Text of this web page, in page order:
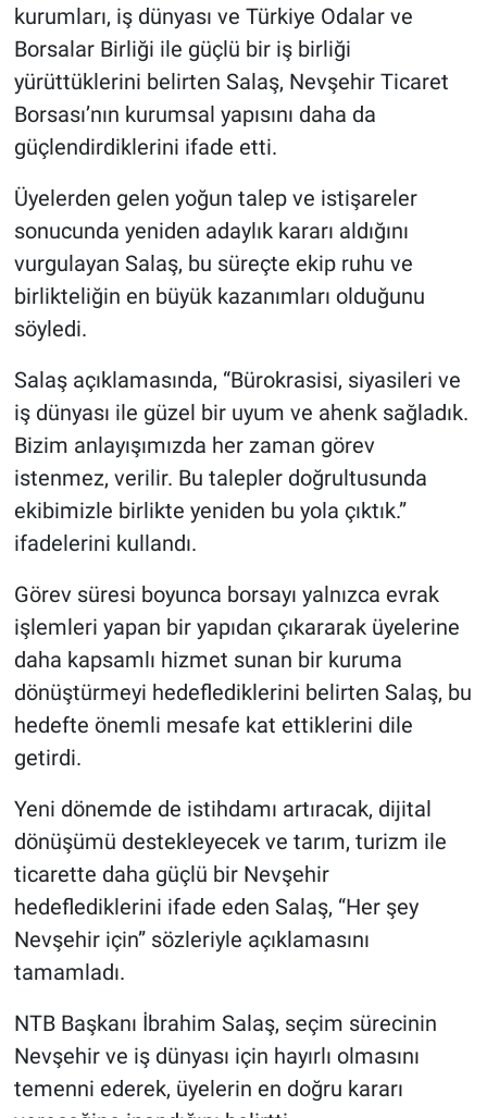
kurumları, iş dünyası ve Türkiye Odalar ve
Borsalar Birliği ile güçlü bir iş birliği
yürüttüklerini belirten Salaş, Nevşehir Ticaret
Borsası’nın kurumsal yapısını daha da
güçlendirdiklerini ifade etti.
Üyelerden gelen yoğun talep ve istişareler
sonucunda yeniden adaylık kararı aldığını
vurgulayan Salaş, bu süreçte ekip ruhu ve
birlikteliğin en büyük kazanımları olduğunu
söyledi.
Salaş açıklamasında, “Bürokrasisi, siyasileri ve
iş dünyası ile güzel bir uyum ve ahenk sağladık.
Bizim anlayışımızda her zaman görev
istenmez, verilir. Bu talepler doğrultusunda
ekibimizle birlikte yeniden bu yola çıktık.”
ifadelerini kullandı.
Görev süresi boyunca borsayı yalnızca evrak
işlemleri yapan bir yapıdan çıkararak üyelerine
daha kapsamlı hizmet sunan bir kuruma
dönüştürmeyi hedeflediklerini belirten Salaş, bu
hedefte önemli mesafe kat ettiklerini dile
getirdi.
Yeni dönemde de istihdamı artıracak, dijital
dönüşümü destekleyecek ve tarım, turizm ile
ticarette daha güçlü bir Nevşehir
hedeflediklerini ifade eden Salaş, “Her şey
Nevşehir için” sözleriyle açıklamasını
tamamladı.
NTB Başkanı İbrahim Salaş, seçim sürecinin
Nevşehir ve iş dünyası için hayırlı olmasını
temenni ederek, üyelerin en doğru kararı
Kırşehir
Yerel
Genel
Asayiş
Kültür - Sanat
Politika
Magazin
Çevre
Haberde İnsan